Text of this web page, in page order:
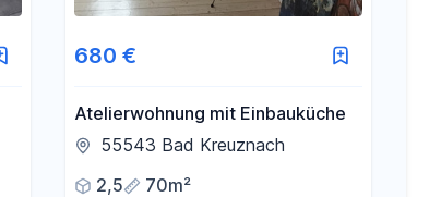
680 €
Atelierwohnung mit Einbauküche
55543 Bad Kreuznach
2,5
70m²